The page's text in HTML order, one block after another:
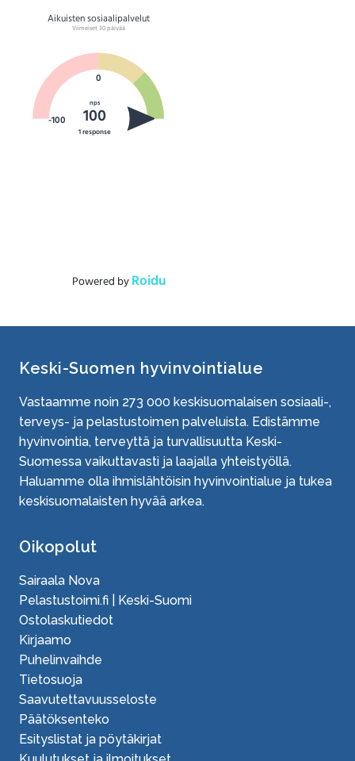
Asiakastyytyväisyys
Keski-Suomen hyvinvointialue
Vastaamme noin 273 000 keskisuomalaisen sosiaali-,
terveys- ja pelastustoimen palveluista. Edistämme
hyvinvointia, terveyttä ja turvallisuutta Keski-
Suomessa vaikuttavasti ja laajalla yhteistyöllä.
Haluamme olla ihmislähtöisin hyvinvointialue ja tukea
keskisuomalaisten hyvää arkea.
Oikopolut
Sairaala Nova
Pelastustoimi.fi | Keski-Suomi
Ostolaskutiedot
Kirjaamo
Puhelinvaihde
Tietosuoja
Saavutettavuusseloste
Päätöksenteko
Esityslistat ja pöytäkirjat